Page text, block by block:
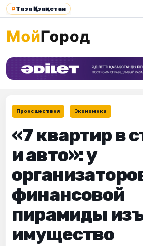
#Таза Қазақстан
Происшествия Экономика
«7 квартир в
и авто»: у
финансовой
пирамиды
имущество